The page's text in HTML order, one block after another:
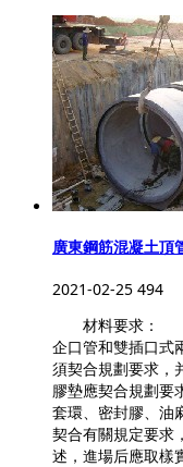
廣東鋼筋混凝土頂
2021-02-25 494
材料要求： 1.
企口管和雙插口式
須契合規劃要求
膠墊應契合規劃
套環、密封膠、油
契合有關規定要求
述，進場后應取